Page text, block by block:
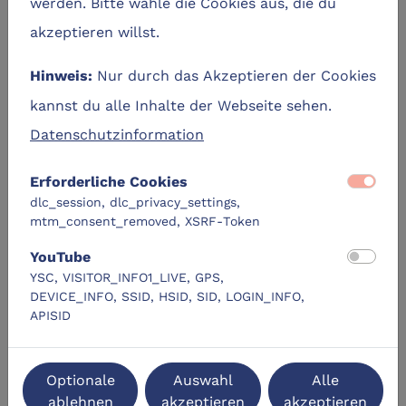
akzeptieren willst.
Hinweis: Nur durch das Akzeptieren der Cookies
kannst du alle Inhalte der Webseite sehen.
Datenschutzinformation
Erforderliche Cookies
dlc_session, dlc_privacy_settings,
mtm_consent_removed, XSRF-Token
YouTube
YSC, VISITOR_INFO1_LIVE, GPS,
DEVICE_INFO, SSID, HSID, SID, LOGIN_INFO,
APISID
Optionale
ablehnen
Auswahl
akzeptieren
Alle
akzeptieren
konzeptionieren und gestalten eigene
Software 3DVista.
setzen Grundlagenwissen zum Thema
Barrierefreiheit im virtuellen Raum um.
reflektieren und überarbeiten ihre Ergebnisse
präsentieren ihre virtuellen Rundgänge.
Termine
event_busy Zurzeit keine Termine verfügbar.